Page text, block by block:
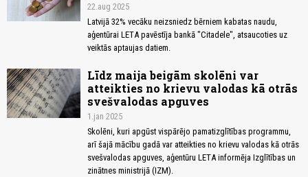
22.aug 2025
Latvijā 32% vecāku neizsniedz bērniem kabatas naudu,
aģentūrai LETA pavēstīja bankā "Citadele", atsaucoties uz
veiktās aptaujas datiem.
Līdz maija beigām skolēni var
atteikties no krievu valodas kā otrās
svešvalodas apguves
1.jan 2025
Skolēni, kuri apgūst vispārējo pamatizglītības programmu,
arī šajā mācību gadā var atteikties no krievu valodas kā otrās
svešvalodas apguves, aģentūru LETA informēja Izglītības un
zinātnes ministrijā (IZM).